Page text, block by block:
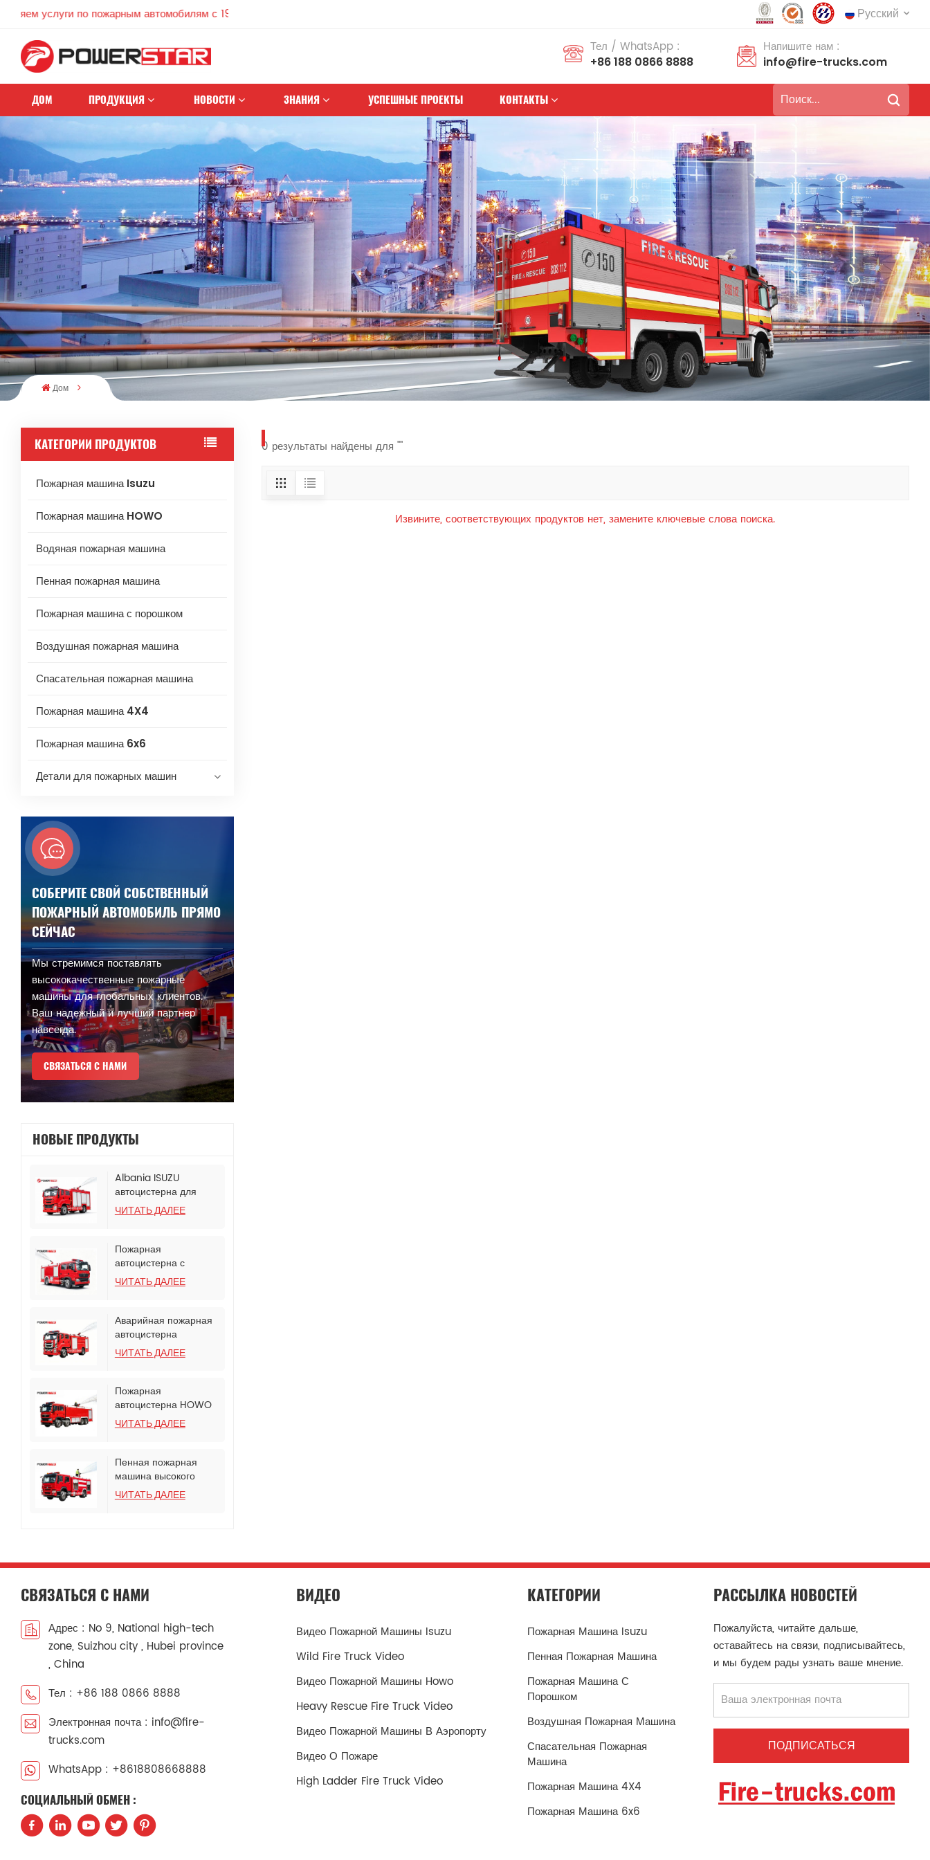
по пожарным автомобилям с 1990 года Русский
Deutsch
português Nederlands
العربية 日本語
한국의 Türkçe
Melayu ไทย
Tiếng Việt Indonesia
中文 қазақ
Filipino
Тел / WhatsApp :
+86 188 0866 8888
Напишите нам :
info@fire-trucks.com
ДОМ ПРОДУКЦИЯ НОВОСТИ ЗНАНИЯ УСПЕШНЫЕ ПРОЕКТЫ КОНТАКТЫ
Дом
КАТЕГОРИИ ПРОДУКТОВ
Пожарная машина Isuzu
Пожарная машина HOWO
Водяная пожарная машина
Пенная пожарная машина
Пожарная машина с порошком
Воздушная пожарная машина
Спасательная пожарная машина
Пожарная машина 4X4
Пожарная машина 6x6
Детали для пожарных машин
СОБЕРИТЕ СВОЙ СОБСТВЕННЫЙ
ПОЖАРНЫЙ АВТОМОБИЛЬ ПРЯМО
СЕЙЧАС
Мы стремимся поставлять
высококачественные пожарные
машины для глобальных клиентов.
Ваш надежный и лучший партнер
навсегда.
СВЯЗАТЬСЯ С НАМИ
НОВЫЕ ПРОДУКТЫ
Albania ISUZU
автоцистерна для
тушения пожаров
пеной
ЧИТАТЬ ДАЛЕЕ
Пожарная
автоцистерна с
пенным баком на
шасси SINOTRUK
ЧИТАТЬ ДАЛЕЕ
Аварийная пожарная
автоцистерна
Powerstar Isuzu
мощностью 240 л.с.
ЧИТАТЬ ДАЛЕЕ
Пожарная
автоцистерна HOWO
TX с пожарным
насосом CB10/120
ЧИТАТЬ ДАЛЕЕ
Пенная пожарная
машина высокого
давления HOWO
ЧИТАТЬ ДАЛЕЕ
0 результаты найдены для ""
Извините, соответствующих продуктов нет, замените ключевые слова поиска.
СВЯЗАТЬСЯ С НАМИ
Адрес : No 9, National high-tech
zone, Suizhou city , Hubei province
, China
Тел : +86 188 0866 8888
Электронная почта : info@fire-
trucks.com
WhatsApp : +8618808668888
СОЦИАЛЬНЫЙ ОБМЕН :
ВИДЕО
Видео Пожарной Машины Isuzu
Wild Fire Truck Video
Видео Пожарной Машины Howo
Heavy Rescue Fire Truck Video
Видео Пожарной Машины В Аэропорту
Видео О Пожаре
High Ladder Fire Truck Video
КАТЕГОРИИ
Пожарная Машина Isuzu
Пенная Пожарная Машина
Пожарная Машина С
Порошком
Воздушная Пожарная Машина
Спасательная Пожарная
Машина
Пожарная Машина 4X4
Пожарная Машина 6x6
РАССЫЛКА НОВОСТЕЙ
Пожалуйста, читайте дальше,
оставайтесь на связи, подписывайтесь,
и мы будем рады узнать ваше мнение.